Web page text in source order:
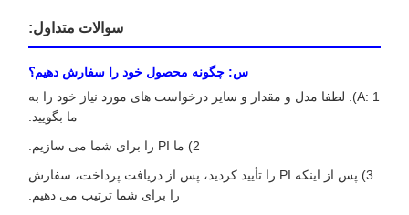
سوالات متداول:
س: چگونه محصول خود را سفارش دهیم؟
A: 1). لطفا مدل و مقدار و سایر درخواست های مورد نیاز خود را به
ما بگویید.
2) ما PI را برای شما می سازیم.
3) پس از اینکه PI را تأیید کردید، پس از دریافت پرداخت، سفارش
را برای شما ترتیب می دهیم.